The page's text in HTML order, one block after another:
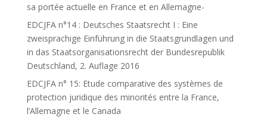
sa portée actuelle en France et en Allemagne-
EDCJFA n°14 : Deutsches Staatsrecht I : Eine
zweisprachige Einführung in die Staatsgrundlagen und
in das Staatsorganisationsrecht der Bundesrepublik
Deutschland, 2. Auflage 2016
EDCJFA n° 15: Etude comparative des systèmes de
protection juridique des minorités entre la France,
l’Allemagne et le Canada